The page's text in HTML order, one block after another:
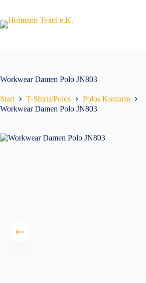
springen
Workwear Damen Polo JN803
Start T-Shirts/Polos
Polos Kurzarm
Workwear Damen Polo JN803